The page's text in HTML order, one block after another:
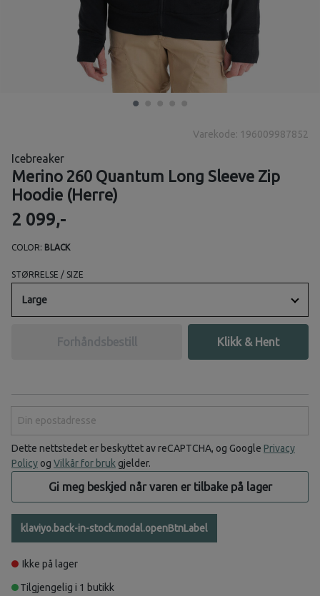
Varekode: 196009987852
Icebreaker
Merino 260 Quantum Long Sleeve Zip
Hoodie (Herre)
2 099,-
COLOR: BLACK
STØRRELSE / SIZE
Large
Forhåndsbestill Klikk & Hent
Dette nettstedet er beskyttet av reCAPTCHA, og Google Privacy
Policy og Vilkår for bruk gjelder.
Gi meg beskjed når varen er tilbake på lager
klaviyo.back-in-stock.modal.openBtnLabel
Ikke på lager
Tilgjengelig i 1 butikk